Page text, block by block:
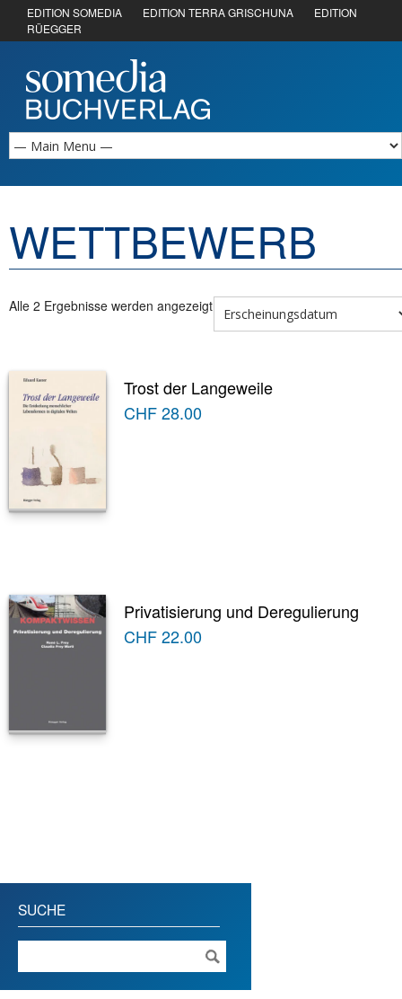
EDITION SOMEDIA EDITION TERRA GRISCHUNA
EDITION
RÜEGGER
WETTBEWERB
Alle 2 Ergebnisse werden angezeigt
Trost der Langeweile
CHF28.00
Privatisierung und Deregulierung
CHF22.00
SUCHE